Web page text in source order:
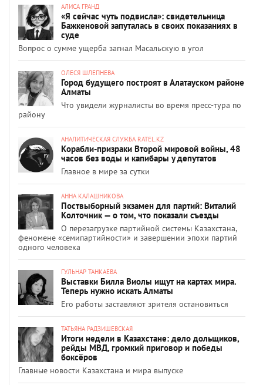
АЛИСА ГРАНД
«Я сейчас чуть подвисла»: свидетельница
Бажкеновой запуталась в своих показаниях в
суде
Вопрос о сумме ущерба загнал Масальскую в угол
ОЛЕСЯ ШЛЕПНЕВА
Город будущего построят в Алатауском районе
Алматы
Что увидели журналисты во время пресс-тура по
району
АНАЛИТИЧЕСКАЯ СЛУЖБА RATEL.KZ
Корабли-призраки Второй мировой войны, 48
часов без воды и капибары у депутатов
Главное в мире за сутки
АННА КАЛАШНИКОВА
Поствыборный экзамен для партий: Виталий
Колточник — о том, что показали съезды
О перезагрузке партийной системы Казахстана,
феномене «семипартийности» и завершении эпохи партий
одного человека
ГУЛЬНАР ТАНКАЕВА
Выставки Билла Виолы ищут на картах мира.
Теперь нужно искать Алматы
Его работы заставляют зрителя остановиться
ТАТЬЯНА РАДЗИШЕВСКАЯ
Итоги недели в Казахстане: дело дольщиков,
рейды МВД, громкий приговор и победы
боксёров
Главные новости Казахстана и мира выпуске